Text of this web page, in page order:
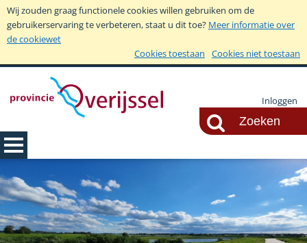
Wij zouden graag functionele cookies willen gebruiken om de
gebruikerservaring te verbeteren, staat u dit toe? Meer informatie over
de cookiewet
Cookies toestaan
Cookies niet toestaan
Inloggen